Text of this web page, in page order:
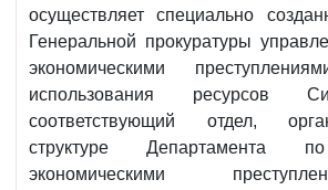
осуществляет специально
Генеральной прокуратуры
экономическими
использования ресурсов
соответствующий отдел,
структуре
экономическими